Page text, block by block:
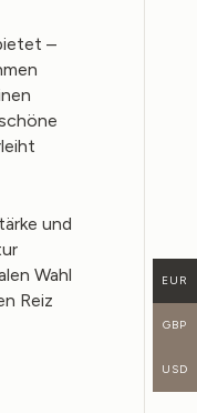
–
und
Wahl
Reiz
EUR
GBP
USD